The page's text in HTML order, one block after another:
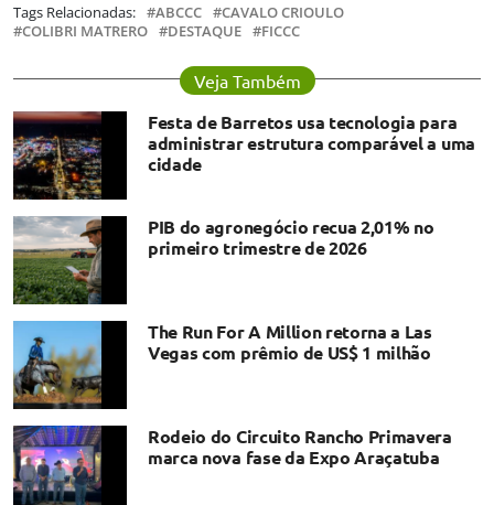
Tags Relacionadas: ABCCC
CAVALO CRIOULO
COLIBRI MATRERO
DESTAQUE FICCC
Veja Também
Festa de Barretos usa tecnologia para
administrar estrutura comparável a uma
cidade
PIB do agronegócio recua 2,01% no
primeiro trimestre de 2026
The Run For A Million retorna a Las
Vegas com prêmio de US$ 1 milhão
Rodeio do Circuito Rancho Primavera
marca nova fase da Expo Araçatuba